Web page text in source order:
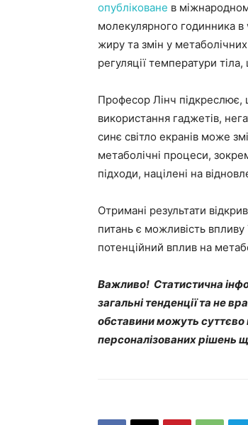
опубліковане в
молекулярного годинника
жиру та змін у
регуляції температури
Професор Лінч підкреслює,
використання гаджетів,
синє світло екранів може
метаболічні процеси,
підходи, націлені на
Отримані результати
питань є можливість
потенційний вплив на
Важливо! Статистична
загальні тенденції та не
обставини можуть суттєво
персоналізованих рішень